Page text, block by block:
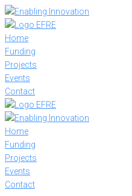
Skip
to
content
Home
Funding
Projects
Events
Contact
Home
Funding
Projects
Events
Contact